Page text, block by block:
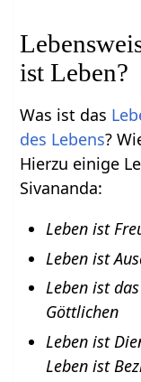
ist Leben?
Was ist das
des Lebens?
Hierzu einige
Sivananda:
Leben ist
Leben ist
Leben ist
Göttlichen
Leben ist
Leben ist